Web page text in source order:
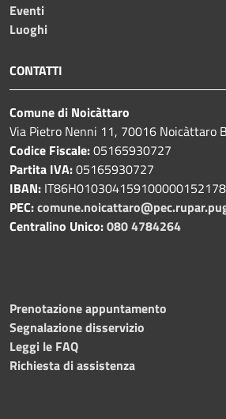
Eventi
Luoghi
CONTATTI
Comune di Noicàttaro
Via Pietro Nenni 11, 70016 Noicàttaro
Codice Fiscale:05165930727
Partita IVA:05165930727
IBAN:
PEC:
Centralino Unico:080 4784264
Prenotazione appuntamento
Segnalazione disservizio
Leggi le FAQ
Richiesta di assistenza